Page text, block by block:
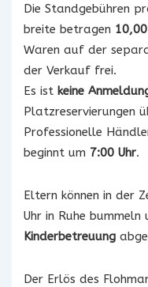
Die Standgebühren
breite betragen
Waren auf der
der Verkauf frei.
Es ist keine
Platzreservierungen
Professionelle
beginnt um 7:00 Uhr.
Eltern können in der
Uhr in Ruhe
Kinderbetreuung
Der Erlös des